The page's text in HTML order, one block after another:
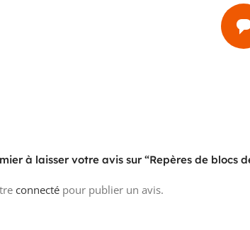
à laisser votre avis sur “Repères de blocs
connecté pour publier un avis.